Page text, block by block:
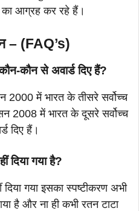
का आग्रह कर रहे हैं।
– (FAQ’s)
कौन से अवार्ड दिए हैं?
2000 में भारत के तीसरे सर्वोच्च
2008 में भारत के दूसरे सर्वोच्च
दिए हैं।
दिया गया है?
दिया गया इसका स्पष्टीकरण अभी
है और ना ही कभी रतन टाटा